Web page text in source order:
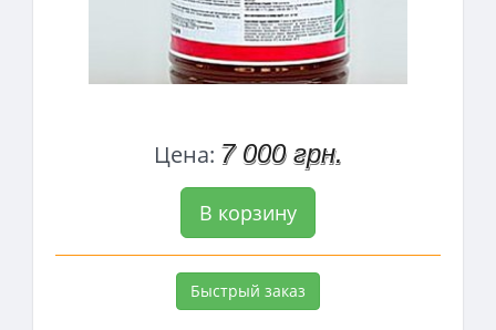
Цена: 7 000 грн.
В корзину
Быстрый заказ